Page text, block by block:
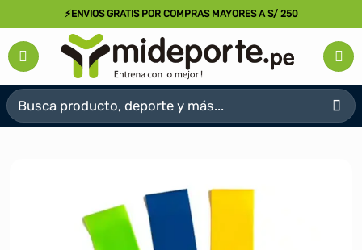
al
contenido
⚡ENVIOS GRATIS POR COMPRAS MAYORES A S/ 250
Buscar
por: